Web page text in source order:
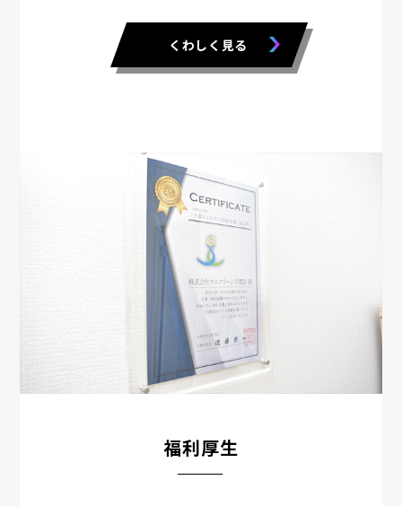
くわしく見る
福利厚生